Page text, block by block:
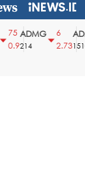
75
0.9
ADMG
214
2.731510